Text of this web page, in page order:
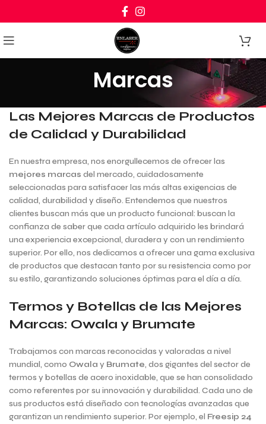
0
Marcas
Las Mejores Marcas de Productos
de Calidad y Durabilidad
En nuestra empresa, nos enorgullecemos de ofrecer las
mejores marcas del mercado, cuidadosamente
seleccionadas para satisfacer las más altas exigencias de
calidad, durabilidad y diseño. Entendemos que nuestros
clientes buscan más que un producto funcional: buscan la
confianza de saber que cada artículo adquirido les brindará
una experiencia excepcional, duradera y con un rendimiento
superior. Por ello, nos dedicamos a ofrecer una gama exclusiva
de productos que destacan tanto por su resistencia como por
su estilo, garantizando soluciones óptimas para el día a día.
Termos y Botellas de las Mejores
Marcas: Owala y Brumate
Trabajamos con marcas reconocidas y valoradas a nivel
mundial, como Owala y Brumate, dos gigantes del sector de
termos y botellas de acero inoxidable, que se han consolidado
como referentes por su innovación y durabilidad. Cada uno de
sus productos está diseñado con tecnologías avanzadas que
garantizan un rendimiento superior. Por ejemplo, el Freesip 24